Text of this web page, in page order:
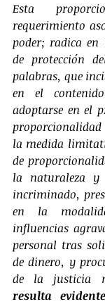
Esta
requerimiento
poder; radica en
de protección
palabras, que
en el
adoptarse en el
la medida
de
la naturaleza y
incriminado,
en la
influencias
personal tras
de dinero, y
resulta